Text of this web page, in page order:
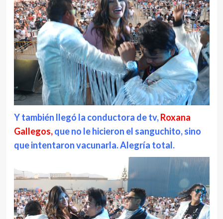
Y también llegó la conductora de tv,Roxana
Gallegos,que no le hicieron el sanguchito, sino
que intentaron vacunarla. Alegría total.